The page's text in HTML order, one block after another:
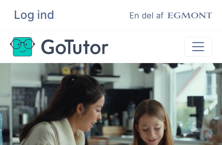
Log ind En del af
Søg
Lektiehjælp
Eksamenshjælp
Hjælp til ordblinde
Kundeudtalelser